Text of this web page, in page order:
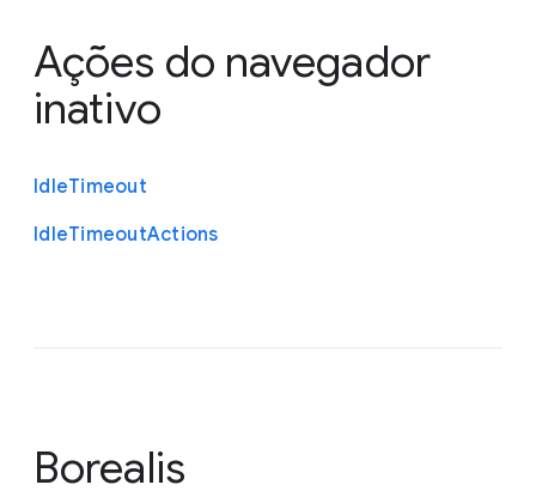
Ações do navegador
inativo
IdleTimeout
IdleTimeoutActions
Borealis